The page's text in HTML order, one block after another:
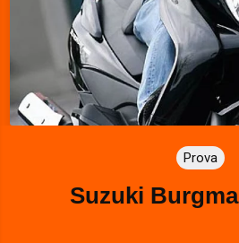
Prova
Suzuki